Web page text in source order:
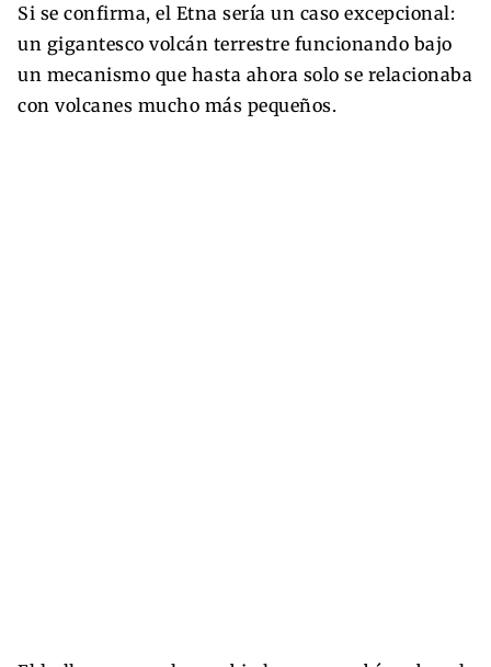
Si se confirma, el Etna sería un caso excepcional:
un gigantesco volcán terrestre funcionando bajo
un mecanismo que hasta ahora solo se relacionaba
con volcanes mucho más pequeños.